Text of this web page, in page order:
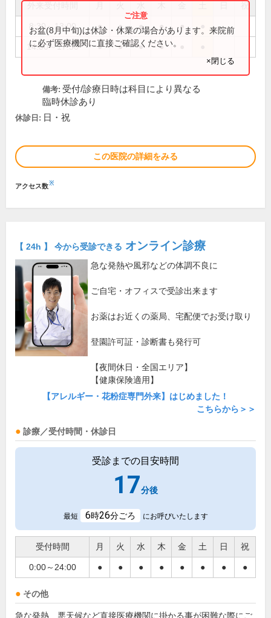
祝
8:30～13:00 ● ● ● ● ●
14:00～17:30 ● ● ● ●
お盆(8月中旬)は休診・休業の場合があります。来院前
に必ず医療機関に直接ご確認ください。
×閉じる
備考: 受付/診療日時は科目により異なる
臨時休診あり
休診日: 日・祝
この医院の詳細をみる
アクセス数※
【 24h 】 今から受診できる オンライン診療
急な発熱や風邪などの体調不良に
ご自宅・オフィスで受診出来ます
お薬はお近くの薬局、宅配便でお受け取り
登園許可証・診断書も発行可
【夜間休日・全国エリア】
【健康保険適用】
【アレルギー・花粉症専門外来】はじめました！
こちらから＞＞
診療／受付時間・休診日
受診までの目安時間
17分後
最短 6時26分ごろ にお呼びいたします
受付時間 月 火 水 木 金 土 日 祝
0:00～24:00 ● ● ● ● ● ● ● ●
その他
急な発熱、悪天候など直接医療機関に掛かる事が困難な際にご